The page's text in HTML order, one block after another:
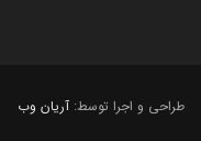
طراحی و اجرا توسط: آریان وب